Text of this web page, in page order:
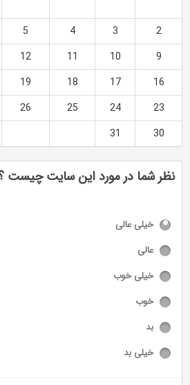
2
3
4
5
9
10
11
12
16
17
18
19
23
24
25
26
30
31
نظر شما در مورد این سایت چیست ؟
خیلی عالی
عالی
خیلی خوب
خوب
بد
خیلی بد